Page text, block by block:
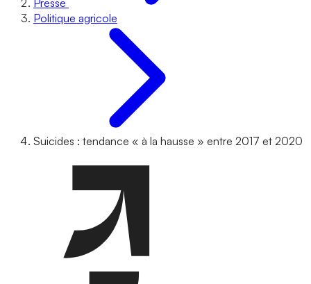
Presse
Politique agricole
Suicides : tendance « à la hausse » entre 2017 et 2020